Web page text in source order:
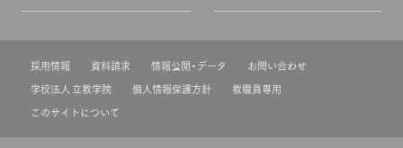
採用情報 資料請求 情報公開・データ
お問い合わせ
学校法人 立教学院
個人情報保護方針
教職員専用
このサイトについて